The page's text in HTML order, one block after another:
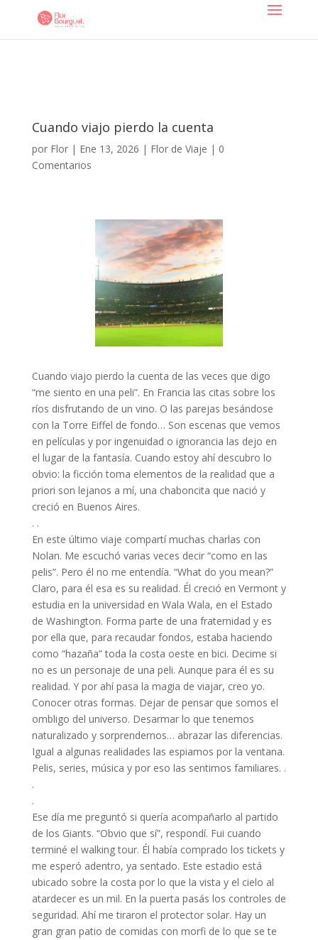
Cuando viajo pierdo la cuenta
por Flor| Ene 13, 2026 | Flor de Viaje | 0
Comentarios
Cuando viajo pierdo la cuenta de las veces que digo
“me siento en una peli”. En Francia las citas sobre los
ríos disfrutando de un vino. O las parejas besándose
con la Torre Eiffel de fondo… Son escenas que vemos
en películas y por ingenuidad o ignorancia las dejo en
el lugar de la fantasía. Cuando estoy ahí descubro lo
obvio: la ficción toma elementos de la realidad que a
priori son lejanos a mí, una chaboncita que nació y
creció en Buenos Aires.
. .
En este último viaje compartí muchas charlas con
Nolan. Me escuchó varias veces decir “como en las
pelis”. Pero él no me entendía. “What do you mean?”
Claro, para él esa es su realidad. Él creció en Vermont y
estudia en la universidad en Wala Wala, en el Estado
de Washington. Forma parte de una fraternidad y es
por ella que, para recaudar fondos, estaba haciendo
como “hazaña” toda la costa oeste en bici. Decime si
no es un personaje de una peli. Aunque para él es su
realidad. Y por ahí pasa la magia de viajar, creo yo.
Conocer otras formas. Dejar de pensar que somos el
ombligo del universo. Desarmar lo que tenemos
naturalizado y sorprendernos… abrazar las diferencias.
Igual a algunas realidades las espiamos por la ventana.
Pelis, series, música y por eso las sentimos familiares. .
.
.
Ese día me preguntó si quería acompañarlo al partido
de los Giants. “Obvio que sí”, respondí. Fui cuando
terminé el walking tour. Él había comprado los tickets y
me esperó adentro, ya sentado. Este estadio está
ubicado sobre la costa por lo que la vista y el cielo al
atardecer es un mil. En la puerta pasás los controles de
seguridad. Ahí me tiraron el protector solar. Hay un
gran gran patio de comidas con morfi de lo que se te